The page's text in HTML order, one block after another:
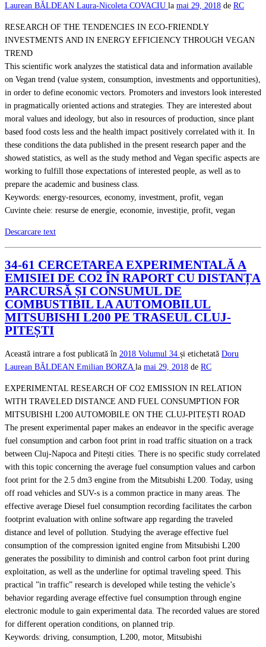
Laurean BĂLDEAN Laura-Nicoleta COVACIU la mai 29, 2018 de RC
RESEARCH OF THE TENDENCIES IN ECO-FRIENDLY
INVESTMENTS AND IN ENERGY EFFICIENCY THROUGH VEGAN
TREND
This scientific work analyzes the statistical data and information available
on Vegan trend (value system, consumption, investments and opportunities),
in order to define economic vectors. Promoters and investors look interested
in pragmatically oriented actions and strategies. They are interested about
moral values and ideology, but also in resources of production, since plant
based food costs less and the health impact positively correlated with it. In
these conditions the data published in the present research paper and the
showed statistics, as well as the study method and Vegan specific aspects are
working to fulfill those expectations of interested people, as well as to
prepare the academic and business class.
Keywords: energy-resources, economy, investment, profit, vegan
Cuvinte cheie: resurse de energie, economie, investiție, profit, vegan
Descarcare text
34-61 CERCETAREA EXPERIMENTALĂ A
EMISIEI DE CO2 ÎN RAPORT CU DISTANȚA
PARCURSĂ ȘI CONSUMUL DE
COMBUSTIBIL LA AUTOMOBILUL
MITSUBISHI L200 PE TRASEUL CLUJ-
PITEȘTI
Această intrare a fost publicată în 2018 Volumul 34 și etichetată Doru
Laurean BĂLDEAN Emilian BORZA la mai 29, 2018 de RC
EXPERIMENTAL RESEARCH OF CO2 EMISSION IN RELATION
WITH TRAVELED DISTANCE AND FUEL CONSUMPTION FOR
MITSUBISHI L200 AUTOMOBILE ON THE CLUJ-PITEȘTI ROAD
The present experimental paper makes an endeavor in the specific average
fuel consumption and carbon foot print in road traffic situation on a track
between Cluj-Napoca and Pitești cities. There is no specific study correlated
with this topic concerning the average fuel consumption values and carbon
foot print for the 2.5 dm3 engine from the Mitsubishi L200. Today, using
off road vehicles and SUV-s is a common practice in many areas. The
effective average Diesel fuel consumption recording facilitates the carbon
footprint evaluation with online software app regarding the traveled
distance and level of pollution. Studying the average effective fuel
consumption of the compression ignited engine from Mitsubishi L200
generates the possibility to diminish and control carbon foot print during
exploitation, as well as the underline for optimal traveling speed. This
practical ”in traffic” research is developed while testing the vehicle’s
behavior regarding average effective fuel consumption through engine
electronic module to gain experimental data. The recorded values are stored
for different operation conditions, on planned trip.
Keywords: driving, consumption, L200, motor, Mitsubishi